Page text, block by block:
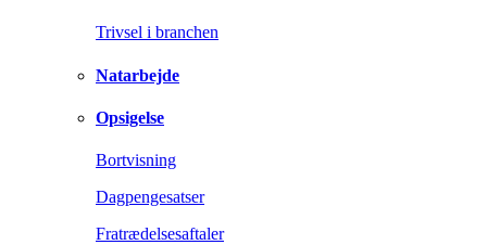
Trivsel i branchen
Natarbejde
Opsigelse
Bortvisning
Dagpengesatser
Fratrædelsesaftaler